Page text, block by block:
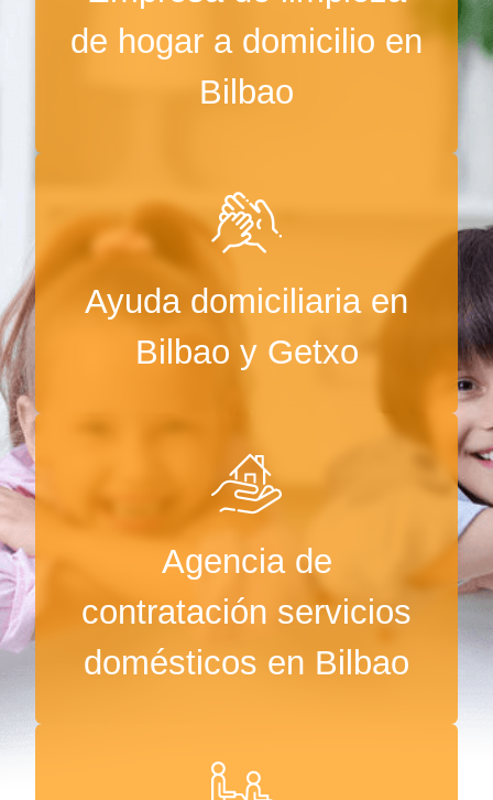
de hogar a domicilio en
Bilbao
Ayuda domiciliaria en
Bilbao y Getxo
Agencia de
contratación servicios
domésticos en Bilbao